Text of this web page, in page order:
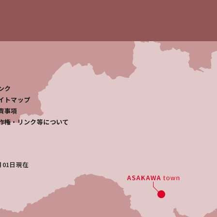
ク
トマップ
事項
権・リンク等について
日現在